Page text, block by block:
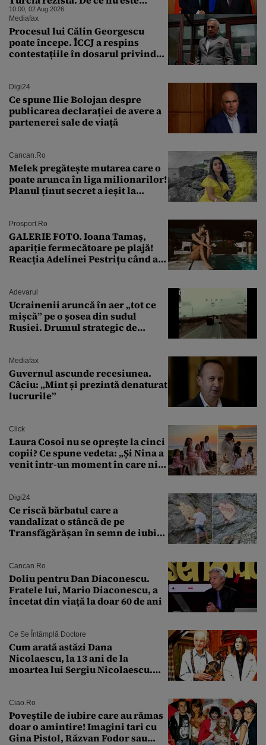
Moscova îngrijorată de
orientarea spre vest a Ankarei
10:00, 02 Aug 2026
Mediafax
Procesul lui Călin Georgescu
poate începe. ÎCCJ a respins
contestațiile în dosarul privind
Digi24
Ce spune Ilie Bolojan despre
publicarea declarației de avere a
partenerei sale de viață
Cancan.ro
Melek pregătește mutarea care o
poate arunca în liga milionarilor!
Planul ținut secret a ieșit la
Prosport.ro
GALERIE FOTO. Ioana Tamaş,
apariție fermecătoare pe plajă!
Reacția Adelinei Pestrițu când a
Adevarul
Ucrainenii aruncă în aer „tot ce
mișcă” pe o șosea din sudul
Rusiei. Drumul strategic de
Mediafax
Guvernul ascunde recesiunea.
Câciu: „Mint și prezintă denaturat
lucrurile”
Click
Laura Cosoi nu se oprește la cinci
copii? Ce spune vedeta: „Și Nina a
venit într-un moment în care nici
Digi24
Ce riscă bărbatul care a
vandalizat o stâncă de pe
Transfăgărășan în semn de iubire
Cancan.ro
Doliu pentru Dan Diaconescu.
Fratele lui, Mario Diaconescu, a
încetat din viață la doar 60 de ani
Ce Se Întâmplă Doctore
Cum arată astăzi Dana
Nicolaescu, la 13 ani de la
moartea lui Sergiu Nicolaescu.
Ciao.ro
Poveştile de iubire care au rămas
doar o amintire! Imagini tari cu
Gina Pistol, Răzvan Fodor sau